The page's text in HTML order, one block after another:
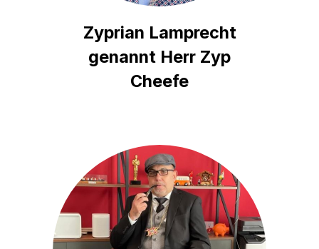
Zyprian Lamprecht
genannt Herr Zyp
Cheefe